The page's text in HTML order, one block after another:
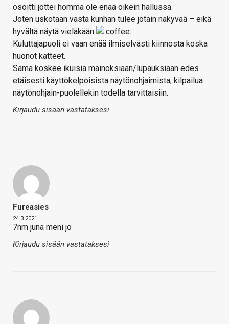
osoitti jottei homma ole enää oikein hallussa.
Joten uskotaan vasta kunhan tulee jotain näkyvää – eikä
hyvältä näytä vieläkään
Kuluttajapuoli ei vaan enää ilmiselvästi kiinnosta koska
huonot katteet.
Sama koskee ikuisia mainoksiaan/lupauksiaan edes
etäisesti käyttökelpoisista näytönohjaimista, kilpailua
näytönohjain-puolellekin todella tarvittaisiin.
Kirjaudu sisään vastataksesi
Fureasies
24.3.2021
7nm juna meni jo
Kirjaudu sisään vastataksesi